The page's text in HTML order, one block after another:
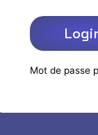
Mot de passe